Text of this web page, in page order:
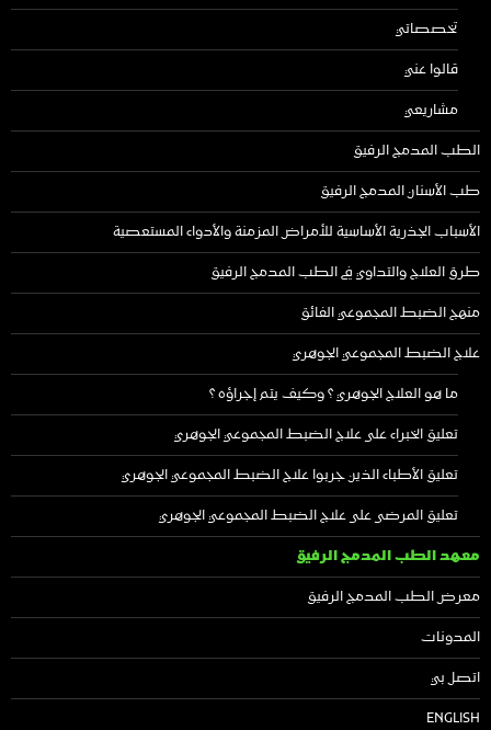
تخصصاتي
قالوا عني
مشاريعي
الطب المدمج الرفيق
طب الأسنان المدمج الرفيق
الأسباب الجذرية الأساسية للأمراض المزمنة والأدواء المستعصية
طرق العلاج والتداوي في الطب المدمج الرفيق
منهج الضبط المجموعي الفائق
علاج الضبط المجموعي الجوهري
ما هو العلاج الجوهري ؟ وكيف يتم إجراؤه ؟
تعليق الخبراء على علاج الضبط المجموعي الجوهري
تعليق الأطباء الذين جربوا علاج الضبط المجموعي الجوهري
تعليق المرضى على علاج الضبط المجموعي الجوهري
معهد الطب المدمج الرفيق
معرض الطب المدمج الرفيق
المدونات
اتصل بي
ENGLISH